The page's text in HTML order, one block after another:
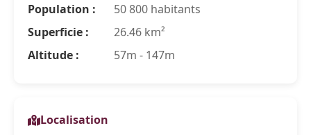
Population :
50 800 habitants
Superficie :
26.46 km²
Altitude :
57m - 147m
Localisation